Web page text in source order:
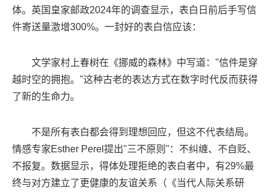
体。英国皇家邮政2024年的调查显示，表白日前后手写信
件寄送量激增300%。一封好的表白信应该：
文学家村上春树在《挪威的森林》中写道："信件是穿
越时空的拥抱。"这种古老的表达方式在数字时代反而获得
了新的生命力。
不是所有表白都会得到理想回应，但这不代表结局。
情感专家Esther Perel提出"三不原则"：不纠缠、不自贬、
不报复。数据显示，得体处理拒绝的表白者中，有29%最
终与对方建立了更健康的友谊关系（《当代人际关系研